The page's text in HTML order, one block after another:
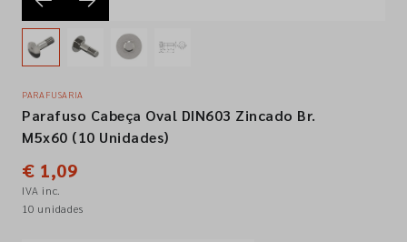
Contactos
Siga-nos nas redes sociais
PARAFUSARIA
Parafuso Cabeça Oval DIN603 Zincado Br.
M5x60 (10 Unidades)
€ 1,09
IVA inc.
10 unidades